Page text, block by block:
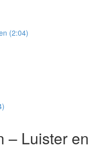
(2:04)
– Luister en